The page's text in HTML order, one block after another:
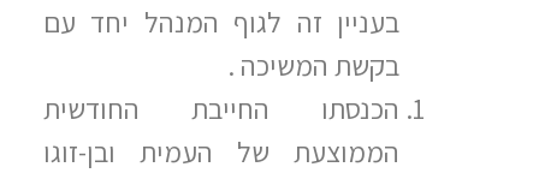
בעניין זה לגוף המנהל יחד עם
בקשת המשיכה .
הכנסתו החייבת החודשית
הממוצעת של העמית ובן-זוגו